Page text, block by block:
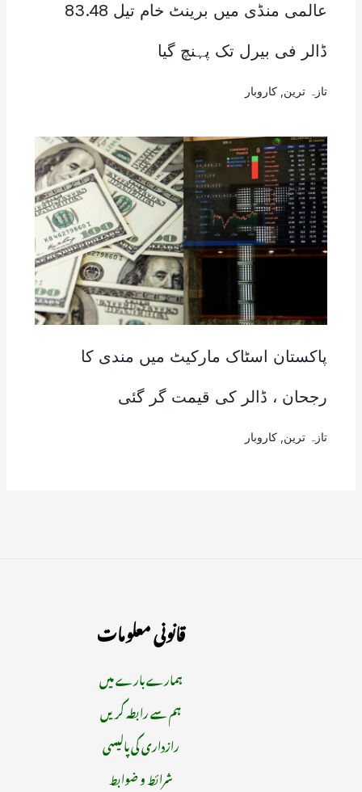
عالمی منڈی میں برینٹ خام تیل 83.48
ڈالر فی بیرل تک پہنچ گیا
تازہ ترین کاروبار
پاکستان اسٹاک مارکیٹ میں مندی کا
رجحان ، ڈالر کی قیمت گر گئی
تازہ ترین کاروبار
قانونی معلومات
ہمارے بارے میں
ہم سے رابطہ کریں
رازداری کی پالیسی
شرائط و ضوابط